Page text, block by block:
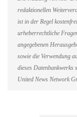
redaktionellen
ist in der Regel
urheberrechtliche
angegebenen
sowie die Verwendung
dieses
United News Network